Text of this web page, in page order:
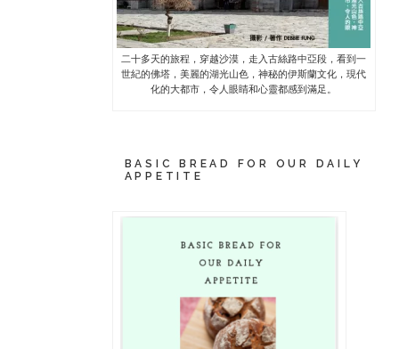
二十多天的旅程，穿越沙漠，走入古絲路中亞段，看到一
世紀的佛塔，美麗的湖光山色，神秘的伊斯蘭文化，現代
化的大都市，令人眼睛和心靈都感到滿足。
BASIC BREAD FOR OUR DAILY
APPETITE